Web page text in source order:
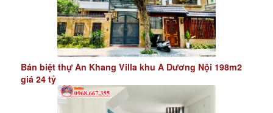
Bán biệt thự An Khang Villa khu A Dương Nội 198m2
giá 24 tỷ